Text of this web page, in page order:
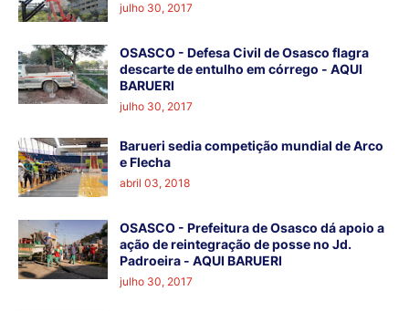
julho 30, 2017
OSASCO - Defesa Civil de Osasco flagra
descarte de entulho em córrego - AQUI
BARUERI
julho 30, 2017
Barueri sedia competição mundial de Arco
e Flecha
abril 03, 2018
OSASCO - Prefeitura de Osasco dá apoio a
ação de reintegração de posse no Jd.
Padroeira - AQUI BARUERI
julho 30, 2017